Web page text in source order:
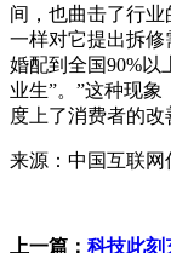
间，也曲击了行
一样对它提出拆修
婚配到全国90%以
业生”。”这种现
度上了消费者的改
来源：中国互联网
上一篇： 科技此刻